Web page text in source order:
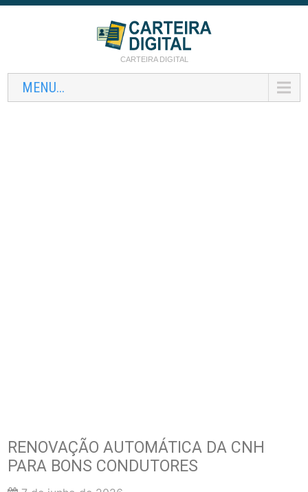
CARTEIRA DIGITAL
MENU...
RENOVAÇÃO AUTOMÁTICA DA CNH
PARA BONS CONDUTORES